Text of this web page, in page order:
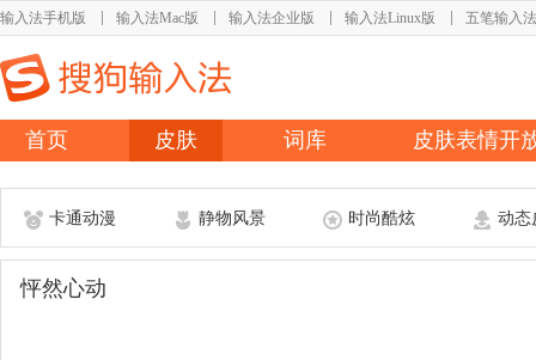
输入法手机版 输入法Mac版 输入法企业版 输入法Linux版 五笔输入法
首页 皮肤 词库 皮肤表情开
卡通动漫 静物风景 时尚酷炫 动态
怦然心动